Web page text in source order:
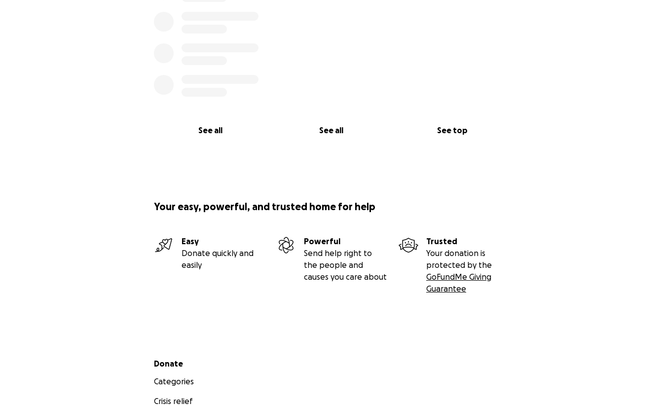
See all See all See top
Your easy, powerful, and trusted home for help
Easy
Donate quickly and
easily
Powerful
Send help right to
the people and
causes you care about
Trusted
Your donation is
protected by the
GoFundMe Giving
Guarantee
Secondary menu
Donate
Categories
Crisis relief